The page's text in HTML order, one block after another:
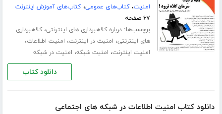
امنیت،کتاب‌های عمومی،کتاب‌های آموزش اینترنت
۶۷ صفحه
برچسب‌ها:درباره کلاهبرداری های اینترنتی،کلاهبرداری
های اینترنتی، امنیت در اینترنت، امنیت اطلاعات،
امنیت اینترنت، امنیت شبکه، امنیت در شبکه
دانلود کتاب
دانلود کتاب امنیت اطلاعات در شبکه های اجتماعی